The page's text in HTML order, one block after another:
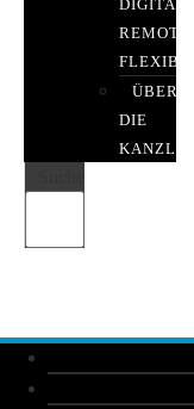
DIGITAL,
REMOTE,
FLEXIBEL
ÜBER
DIE
KANZLEI